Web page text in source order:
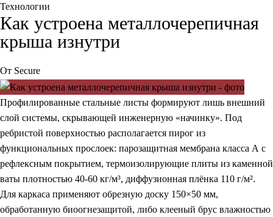
Технологии
Как устроена металлочерепичная
крыша изнутри
От Secure
Профилированные стальные листы формируют лишь внешний
слой системы, скрывающей инженерную «начинку». Под
ребристой поверхностью располагается пирог из
функциональных прослоек: парозащитная мембрана класса А с
рефлексным покрытием, термоизолирующие плиты из каменной
ваты плотностью 40-60 кг/м³, диффузионная плёнка 110 г/м².
Для каркаса применяют обрезную доску 150×50 мм,
обработанную биоогнезащитой, либо клееный брус влажностью